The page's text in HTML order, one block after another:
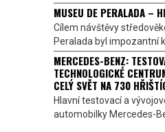
MUSEU DE PERALADA –
Cílem návštěvy
Peralada byl impozantní
MERCEDES-BENZ:
TECHNOLOGICKÉ
CELÝ SVĚT NA 730
Hlavní testovací a
automobilky Mercedes-